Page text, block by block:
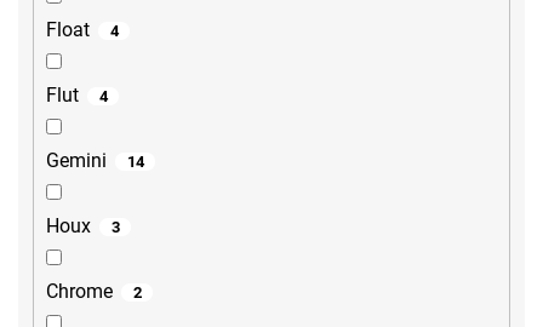
Float 4
Flut 4
Gemini 14
Houx 3
Chrome 2